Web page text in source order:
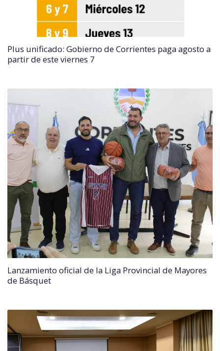
Plus unificado: Gobierno de Corrientes paga agosto a
partir de este viernes 7
Lanzamiento oficial de la Liga Provincial de Mayores
de Básquet